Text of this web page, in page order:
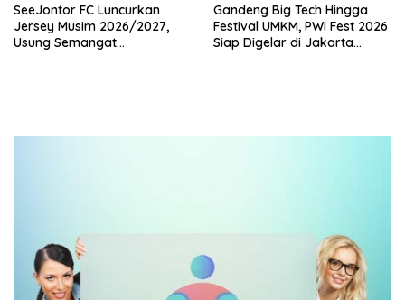
SeeJontor FC Luncurkan
Jersey Musim 2026/2027,
Usung Semangat
Gandeng Big Tech Hingga
Festival UMKM, PWI Fest 2026
Siap Digelar di Jakarta